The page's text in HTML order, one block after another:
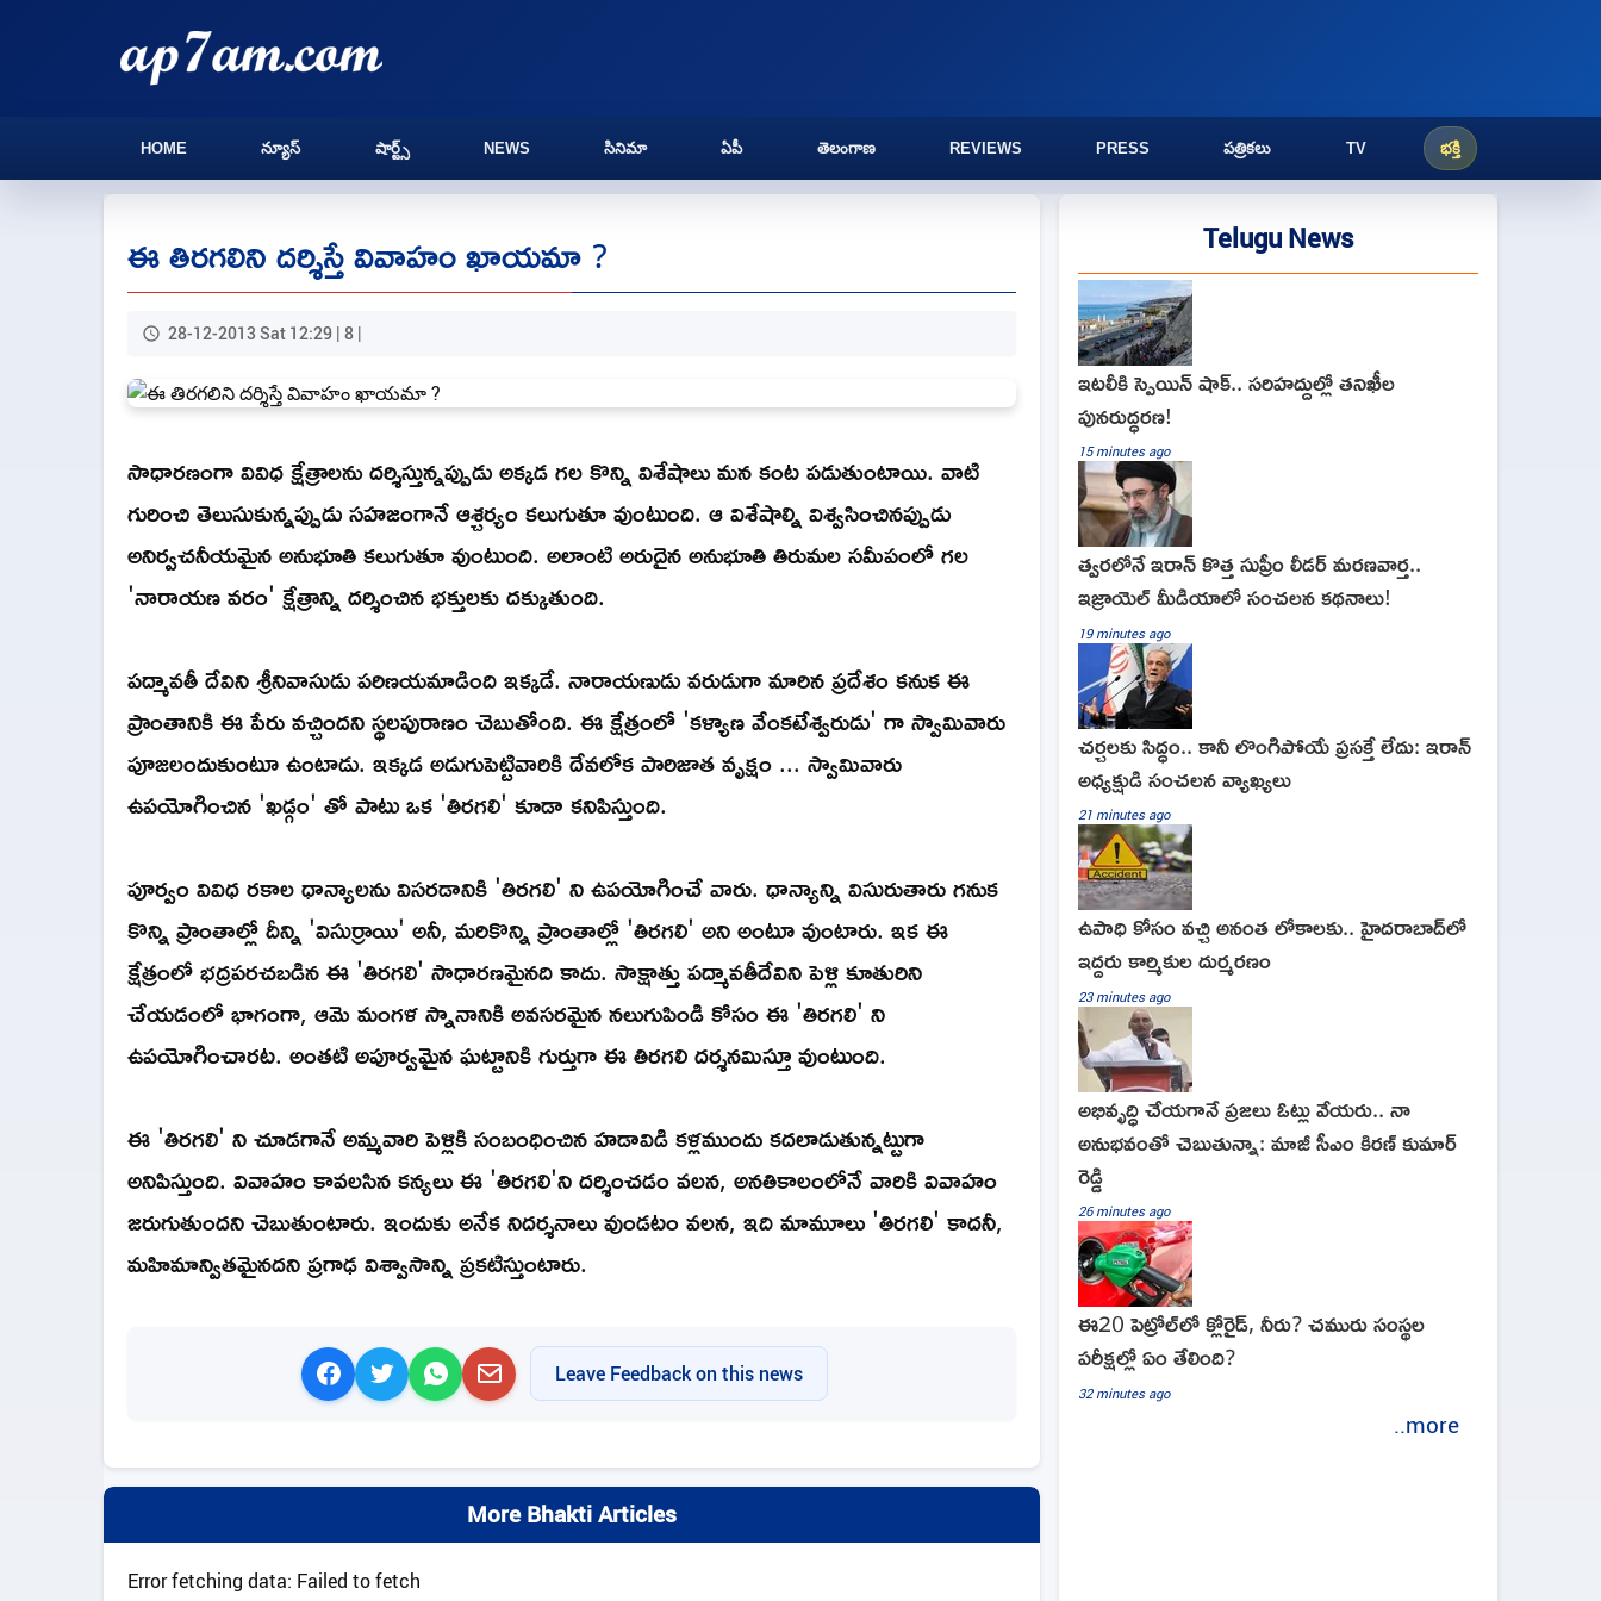
HOME న్యూస్ షార్ట్స్ NEWS సినిమా ఏపీ తెలంగాణ REVIEWS PRESS పత్రికలు TV భక్తి
ఈ తిరగలిని దర్శిస్తే వివాహం ఖాయమా ?
28-12-2013 Sat 12:29 | 8 |
సాధారణంగా వివిధ క్షేత్రాలను దర్శిస్తున్నప్పుడు అక్కడ గల కొన్ని విశేషాలు మన కంట పడుతుంటాయి. వాటి
గురించి తెలుసుకున్నప్పుడు సహజంగానే ఆశ్చర్యం కలుగుతూ వుంటుంది. ఆ విశేషాల్ని విశ్వసించినప్పుడు
అనిర్వచనీయమైన అనుభూతి కలుగుతూ వుంటుంది. అలాంటి అరుదైన అనుభూతి తిరుమల సమీపంలో గల
'నారాయణ వరం' క్షేత్రాన్ని దర్శించిన భక్తులకు దక్కుతుంది.
పద్మావతీ దేవిని శ్రీనివాసుడు పరిణయమాడింది ఇక్కడే. నారాయణుడు వరుడుగా మారిన ప్రదేశం కనుక ఈ
ప్రాంతానికి ఈ పేరు వచ్చిందని స్థలపురాణం చెబుతోంది. ఈ క్షేత్రంలో 'కళ్యాణ వేంకటేశ్వరుడు' గా స్వామివారు
పూజలందుకుంటూ ఉంటాడు. ఇక్కడ అడుగుపెట్టివారికి దేవలోక పారిజాత వృక్షం ... స్వామివారు
ఉపయోగించిన 'ఖడ్గం' తో పాటు ఒక 'తిరగలి' కూడా కనిపిస్తుంది.
పూర్వం వివిధ రకాల ధాన్యాలను విసరడానికి 'తిరగలి' ని ఉపయోగించే వారు. ధాన్యాన్ని విసురుతారు గనుక
కొన్ని ప్రాంతాల్లో దీన్ని 'విసుర్రాయి' అనీ, మరికొన్ని ప్రాంతాల్లో 'తిరగలి' అని అంటూ వుంటారు. ఇక ఈ
క్షేత్రంలో భద్రపరచబడిన ఈ 'తిరగలి' సాధారణమైనది కాదు. సాక్షాత్తు పద్మావతీదేవిని పెళ్లి కూతురిని
చేయడంలో భాగంగా, ఆమె మంగళ స్నానానికి అవసరమైన నలుగుపిండి కోసం ఈ 'తిరగలి' ని
ఉపయోగించారట. అంతటి అపూర్వమైన ఘట్టానికి గుర్తుగా ఈ తిరగలి దర్శనమిస్తూ వుంటుంది.
ఈ 'తిరగలి' ని చూడగానే అమ్మవారి పెళ్లికి సంబంధించిన హడావిడి కళ్లముందు కదలాడుతున్నట్టుగా
అనిపిస్తుంది. వివాహం కావలసిన కన్యలు ఈ 'తిరగలి'ని దర్శించడం వలన, అనతికాలంలోనే వారికి వివాహం
జరుగుతుందని చెబుతుంటారు. ఇందుకు అనేక నిదర్శనాలు వుండటం వలన, ఇది మామూలు 'తిరగలి' కాదనీ,
మహిమాన్వితమైనదని ప్రగాఢ విశ్వాసాన్ని ప్రకటిస్తుంటారు.
Leave Feedback on this news
More Bhakti Articles
Error fetching data: Failed to fetch
Telugu News
ఇటలీకి స్పెయిన్ షాక్.. సరిహద్దుల్లో తనిఖీల
పునరుద్ధరణ!
15 minutes ago
త్వరలోనే ఇరాన్‌ కొత్త సుప్రీం లీడర్‌ మరణవార్త..
ఇజ్రాయెల్‌ మీడియాలో సంచలన కథనాలు!
19 minutes ago
చర్చలకు సిద్ధం.. కానీ లొంగిపోయే ప్రసక్తే లేదు: ఇరాన్
అధ్యక్షుడి సంచలన వ్యాఖ్యలు
21 minutes ago
ఉపాధి కోసం వచ్చి అనంత లోకాలకు.. హైదరాబాద్‌లో
ఇద్దరు కార్మికుల దుర్మరణం
23 minutes ago
అభివృద్ధి చేయగానే ప్రజలు ఓట్లు వేయరు.. నా
అనుభవంతో చెబుతున్నా: మాజీ సీఎం కిరణ్ కుమార్
రెడ్డి
26 minutes ago
ఈ20 పెట్రోల్‌లో క్లోరైడ్‌, నీరు? చమురు సంస్థల
పరీక్షల్లో ఏం తేలింది?
32 minutes ago
..more